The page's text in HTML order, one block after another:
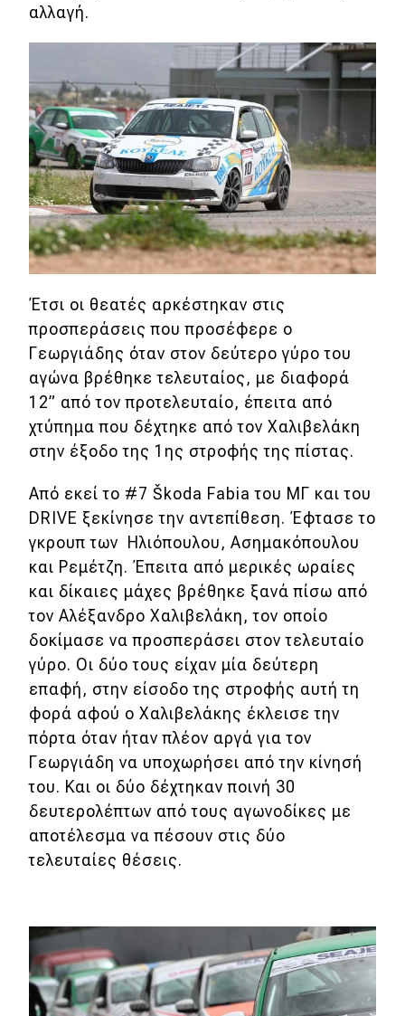
αλλαγή.
Έτσι οι θεατές αρκέστηκαν στις
προσπεράσεις που προσέφερε ο
Γεωργιάδης όταν στον δεύτερο γύρο του
αγώνα βρέθηκε τελευταίος, με διαφορά
12” από τον προτελευταίο, έπειτα από
χτύπημα που δέχτηκε από τον Χαλιβελάκη
στην έξοδο της 1ης στροφής της πίστας.
Από εκεί το #7 Škoda Fabia του ΜΓ και του
DRIVE ξεκίνησε την αντεπίθεση. Έφτασε το
γκρουπ των Ηλιόπουλου, Ασημακόπουλου
και Ρεμέτζη. Έπειτα από μερικές ωραίες
και δίκαιες μάχες βρέθηκε ξανά πίσω από
τον Αλέξανδρο Χαλιβελάκη, τον οποίο
δοκίμασε να προσπεράσει στον τελευταίο
γύρο. Οι δύο τους είχαν μία δεύτερη
επαφή, στην είσοδο της στροφής αυτή τη
φορά αφού ο Χαλιβελάκης έκλεισε την
πόρτα όταν ήταν πλέον αργά για τον
Γεωργιάδη να υποχωρήσει από την κίνησή
του. Και οι δύο δέχτηκαν ποινή 30
δευτερολέπτων από τους αγωνοδίκες με
αποτέλεσμα να πέσουν στις δύο
τελευταίες θέσεις.